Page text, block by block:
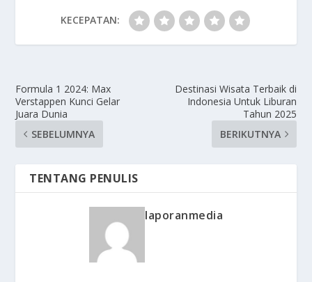
KECEPATAN:
Formula 1 2024: Max
Verstappen Kunci Gelar
Juara Dunia
SEBELUMNYA
Destinasi Wisata Terbaik di
Indonesia Untuk Liburan
Tahun 2025
BERIKUTNYA
TENTANG PENULIS
laporanmedia